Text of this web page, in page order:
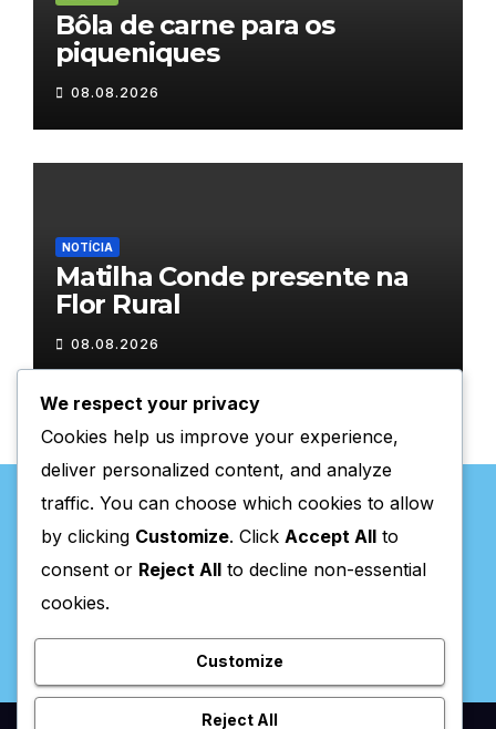
Bôla de carne para os
piqueniques
08.08.2026
NOTÍCIA
Matilha Conde presente na
Flor Rural
08.08.2026
Valpaços Online
We respect your privacy
Cookies help us improve your experience,
deliver personalized content, and analyze
traffic. You can choose which cookies to allow
by clicking Customize. Click Accept All to
consent or Reject All to decline non-essential
cookies.
Customize
Reject All